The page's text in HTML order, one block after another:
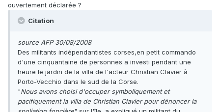
ouvertement déclarée ?
Citation
source AFP 30/08/2008
Des militants indépendantistes corses,en petit commando
d'une cinquantaine de personnes a investi pendant une
heure le jardin de la villa de l'acteur Christian Clavier à
Porto-Vecchio dans le sud de la Corse.
"Nous avons choisi d'occuper symboliquement et
pacifiquement la villa de Christian Clavier pour dénoncer la